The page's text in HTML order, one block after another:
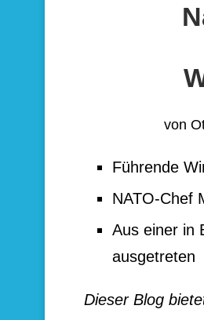
von
Führende
NATO-Chef
Aus einer in
ausgetreten
Dieser Blog